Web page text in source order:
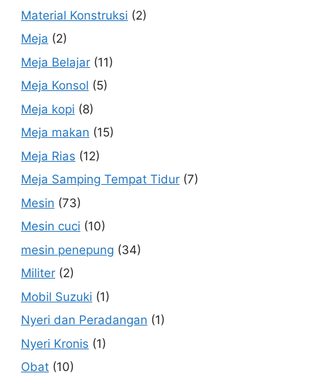
Material Konstruksi (2)
Meja (2)
Meja Belajar (11)
Meja Konsol (5)
Meja kopi (8)
Meja makan (15)
Meja Rias (12)
Meja Samping Tempat Tidur (7)
Mesin (73)
Mesin cuci (10)
mesin penepung (34)
Militer (2)
Mobil Suzuki (1)
Nyeri dan Peradangan (1)
Nyeri Kronis (1)
Obat (10)